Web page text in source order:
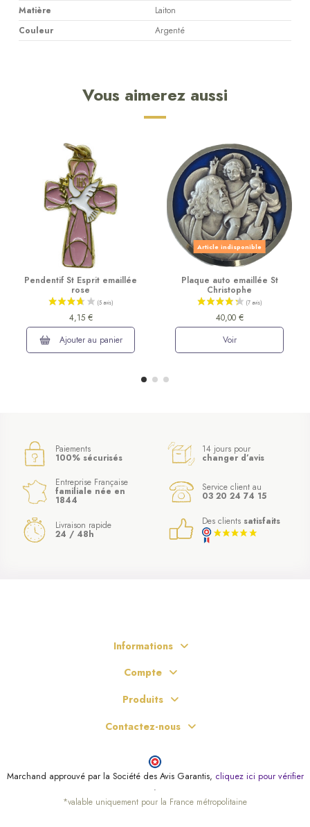
Matière
Laiton
Couleur
Argenté
Vous aimerez aussi
Pendentif St Esprit emaillée
rose
4,15 €
Ajouter au panier
Article indisponible
Plaque auto emaillée St
Christophe
40,00 €
Voir
Paiements
100% sécurisés
14 jours pour
changer d’avis
Entreprise Française
familiale née en
1844
Service client au
03 20 24 74 15
Livraison rapide
24 / 48h
Des clients satisfaits
Informations
Compte
Produits
Contactez-nous
Marchand approuvé par la Société des Avis Garantis, cliquez ici pour vérifier
.
*valable uniquement pour la France métropolitaine